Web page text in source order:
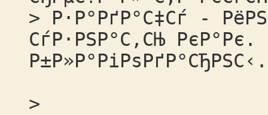
> Р·Р°РґР°С‡Сѓ -
СѓР·РЅР°С‚СЊ РєР°Рє.
Р±Р»Р°РіРѕРґР°СЂРЅС‹.
>